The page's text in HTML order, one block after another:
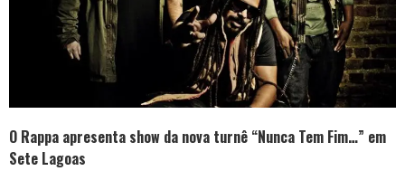
O Rappa apresenta show da nova turnê “Nunca Tem Fim…” em
Sete Lagoas